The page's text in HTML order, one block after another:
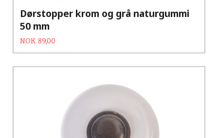
Dørstopper krom og grå naturgummi
50 mm
Tilbud
NOK 89,00Rabatt